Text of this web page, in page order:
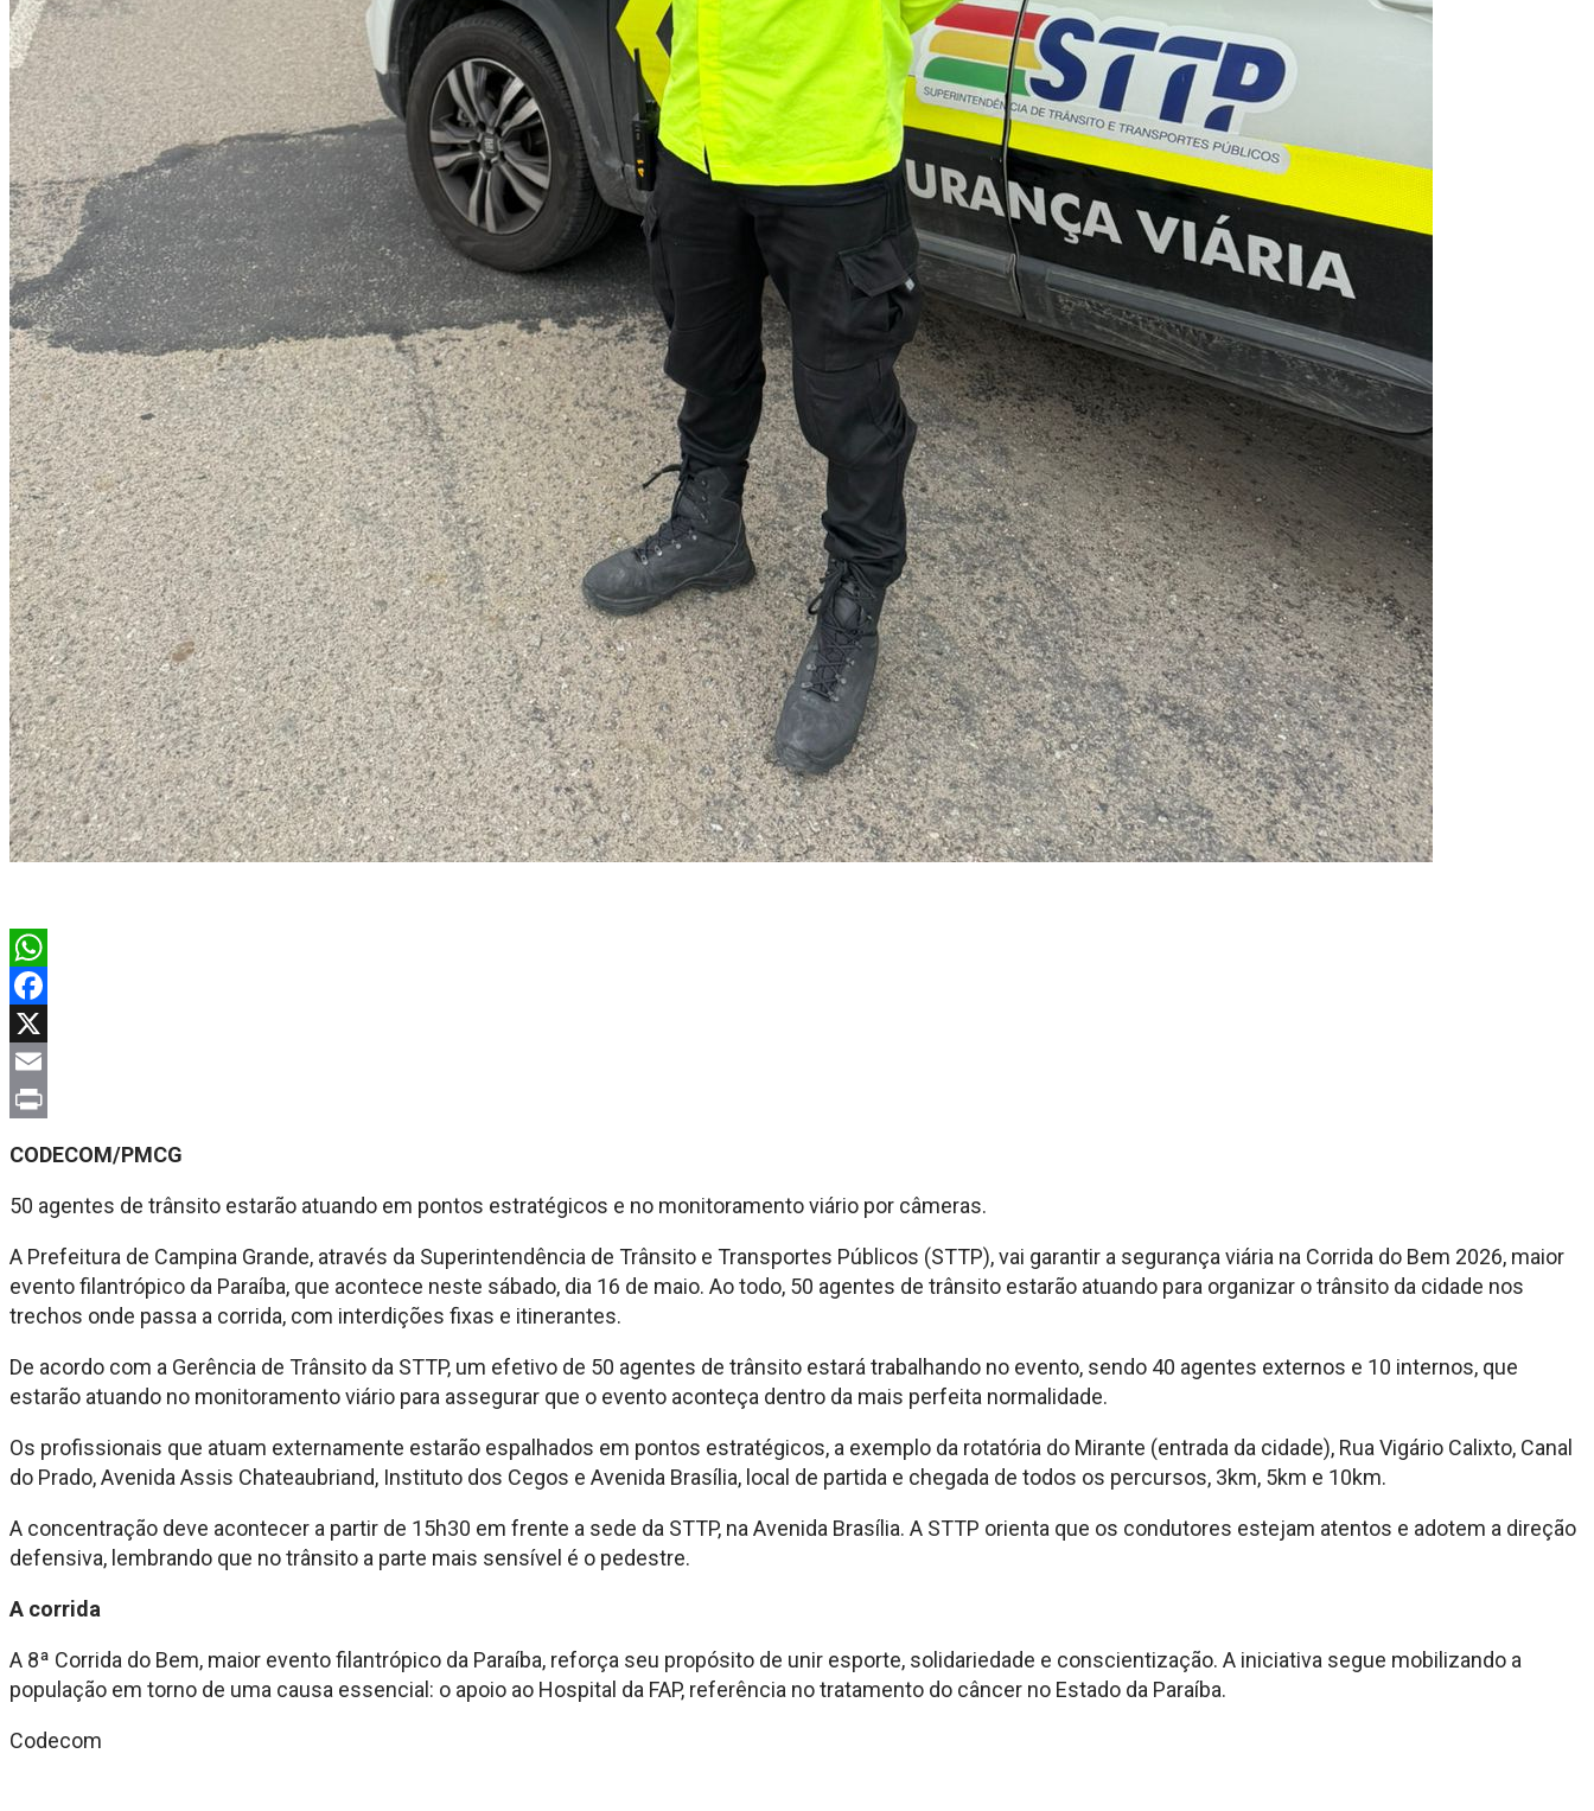
WhatsApp
Facebook
X
Email
CODECOM/PMCG
50 agentes de trânsito estarão atuando em pontos estratégicos e no monitoramento viário por câmeras.
A Prefeitura de Campina Grande, através da Superintendência de Trânsito e Transportes Públicos (STTP), vai garantir a segurança viária na Corrida do Bem 2026, maior
evento filantrópico da Paraíba, que acontece neste sábado, dia 16 de maio. Ao todo, 50 agentes de trânsito estarão atuando para organizar o trânsito da cidade nos
trechos onde passa a corrida, com interdições fixas e itinerantes.
De acordo com a Gerência de Trânsito da STTP, um efetivo de 50 agentes de trânsito estará trabalhando no evento, sendo 40 agentes externos e 10 internos, que
estarão atuando no monitoramento viário para assegurar que o evento aconteça dentro da mais perfeita normalidade.
Os profissionais que atuam externamente estarão espalhados em pontos estratégicos, a exemplo da rotatória do Mirante (entrada da cidade), Rua Vigário Calixto, Canal
do Prado, Avenida Assis Chateaubriand, Instituto dos Cegos e Avenida Brasília, local de partida e chegada de todos os percursos, 3km, 5km e 10km.
A concentração deve acontecer a partir de 15h30 em frente a sede da STTP, na Avenida Brasília. A STTP orienta que os condutores estejam atentos e adotem a direção
defensiva, lembrando que no trânsito a parte mais sensível é o pedestre.
A corrida
A 8ª Corrida do Bem, maior evento filantrópico da Paraíba, reforça seu propósito de unir esporte, solidariedade e conscientização. A iniciativa segue mobilizando a
população em torno de uma causa essencial: o apoio ao Hospital da FAP, referência no tratamento do câncer no Estado da Paraíba.
Codecom